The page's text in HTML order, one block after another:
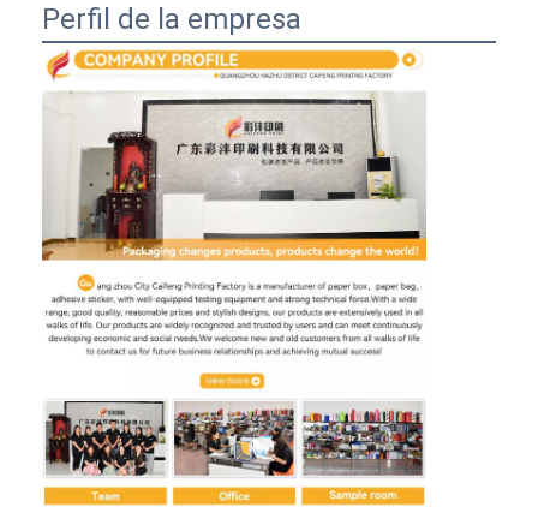
Perfil de la empresa